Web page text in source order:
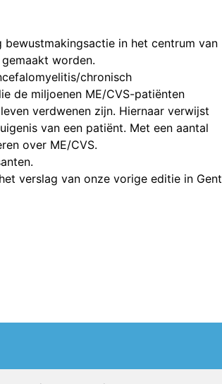
bewustmakingsactie in het centrum van
worden.
chronisch
de miljoenen ME/CVS-patiënten
verdwenen zijn. Hiernaar verwijst
van een patiënt. Met een aantal
over ME/CVS.
verslag van onze vorige editie in Gent